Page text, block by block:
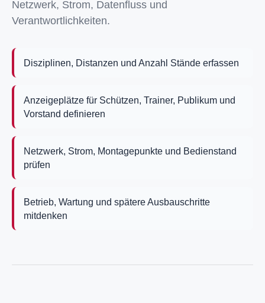
Netzwerk, Strom, Datenfluss und
Verantwortlichkeiten.
Disziplinen, Distanzen und Anzahl Stände erfassen
Anzeigeplätze für Schützen, Trainer, Publikum und
Vorstand definieren
Netzwerk, Strom, Montagepunkte und Bedienstand
prüfen
Betrieb, Wartung und spätere Ausbauschritte
mitdenken